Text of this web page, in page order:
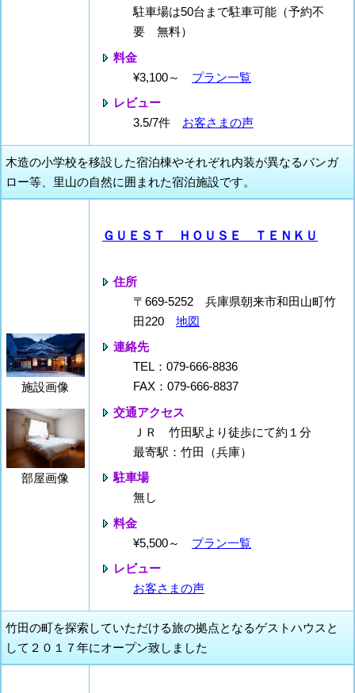
駐車場は50台まで駐車可能（予約不
要 無料）
料金
¥3,100～ プラン一覧
レビュー
3.5/7件 お客さまの声
木造の小学校を移設した宿泊棟やそれぞれ内装が異なるバンガ
ロー等、里山の自然に囲まれた宿泊施設です。
施設画像
部屋画像
ＧＵＥＳＴ ＨＯＵＳＥ ＴＥＮＫＵ
住所
〒669-5252 兵庫県朝来市和田山町竹
田220 地図
連絡先
TEL：079-666-8836
FAX：079-666-8837
交通アクセス
ＪＲ 竹田駅より徒歩にて約１分
最寄駅：竹田（兵庫）
駐車場
無し
料金
¥5,500～ プラン一覧
レビュー
お客さまの声
竹田の町を探索していただける旅の拠点となるゲストハウスと
して２０１７年にオープン致しました